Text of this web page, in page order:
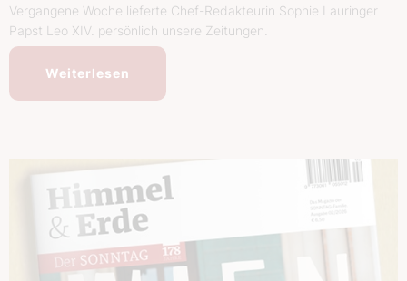
Vergangene Woche lieferte Chef-Redakteurin Sophie Lauringer
Papst Leo XIV. persönlich unsere Zeitungen.
Weiterlesen